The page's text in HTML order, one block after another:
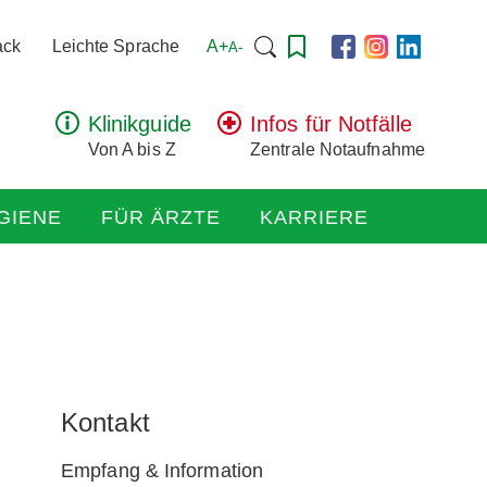
Leichte Sprache A+A- Suchen
Klinikguide
Von A bis Z
Infos für Notfälle
Zentrale Notaufnahme
FÜR ÄRZTE KARRIERE
Kontakt
Empfang & Information